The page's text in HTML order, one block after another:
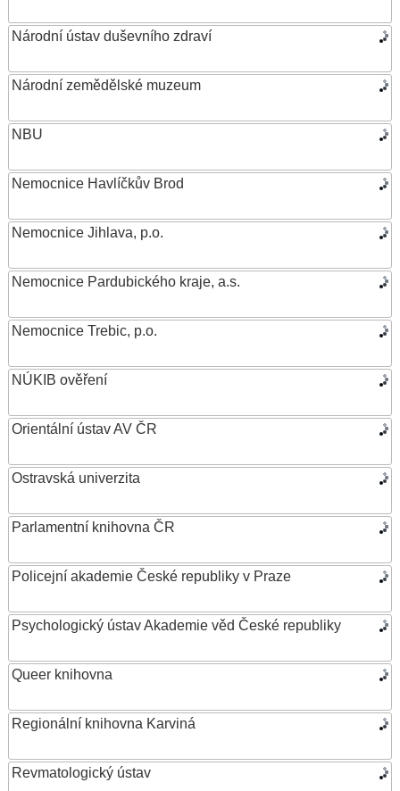
Národní ústav duševního zdraví
Národní zemědělské muzeum
NBU
Nemocnice Havlíčkův Brod
Nemocnice Jihlava, p.o.
Nemocnice Pardubického kraje, a.s.
Nemocnice Trebic, p.o.
NÚKIB ověření
Orientální ústav AV ČR
Ostravská univerzita
Parlamentní knihovna ČR
Policejní akademie České republiky v Praze
Psychologický ústav Akademie věd České republiky
Queer knihovna
Regionální knihovna Karviná
Revmatologický ústav